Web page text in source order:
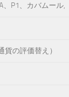
、P1、カバムール,
貨の評価替え）